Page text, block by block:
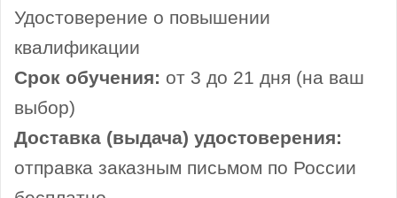
Удостоверение о повышении
квалификации
Срок обучения: от 3 до 21 дня (на ваш
выбор)
Доставка (выдача) удостоверения:
отправка заказным письмом по России